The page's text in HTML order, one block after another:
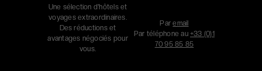
Une sélection d'hôtels et
voyages extraordinaires.
Des réductions et
avantages négociés pour
vous.
Paremail
Par téléphone au +33 (0)1
70 95 85 85